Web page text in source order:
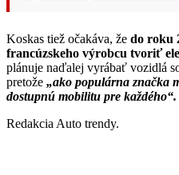
Koskas tiež očakáva, že do roku
francúzskeho výrobcu tvoriť
plánuje naďalej vyrábať vozidlá
pretože „ako populárna značka
dostupnú mobilitu pre každého“.
Redakcia Auto trendy.